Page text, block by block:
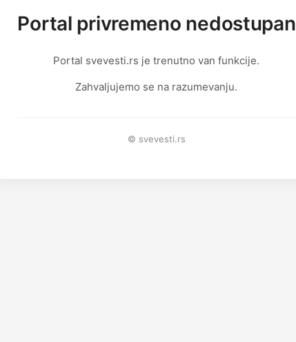
Portal privremeno nedostupan
Portal svevesti.rs je trenutno van funkcije.
Zahvaljujemo se na razumevanju.
© svevesti.rs